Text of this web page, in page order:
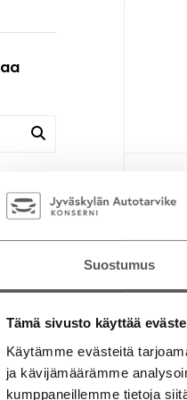
Suostumus
Tämä sivusto käyttää
Käytämme evästeitä
ja kävijämäärämme
kumppaneillemme tietoja
49 kWh
Kahdet
Sähkö
32